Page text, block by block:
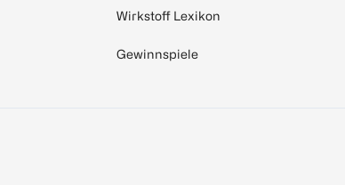
Wirkstoff Lexikon
Gewinnspiele